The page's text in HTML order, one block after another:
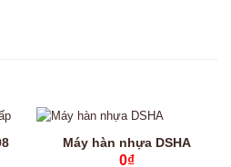
Máy hàn nhựa DSHA
0₫